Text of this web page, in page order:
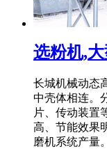
选粉机,
长城机械动态
中壳体相连。
片、传动装置
高、节能效果
磨机系统产量。